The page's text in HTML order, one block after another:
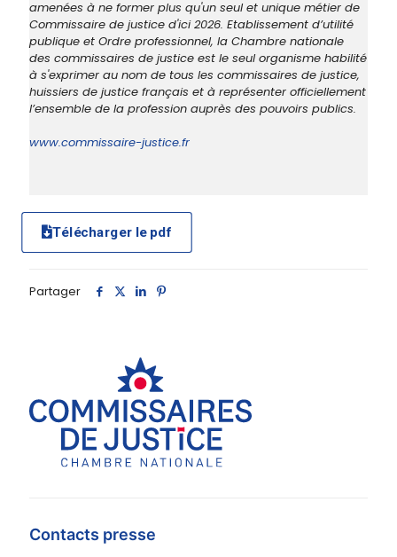
amenées à ne former plus qu'un seul et unique métier de
Commissaire de justice d'ici 2026. Etablissement d’utilité
publique et Ordre professionnel, la Chambre nationale
des commissaires de justice est le seul organisme habilité
à s'exprimer au nom de tous les commissaires de justice,
huissiers de justice français et à représenter officiellement
l’ensemble de la profession auprès des pouvoirs publics.
www.commissaire-justice.fr
Télécharger le pdf
Partager
Contacts presse